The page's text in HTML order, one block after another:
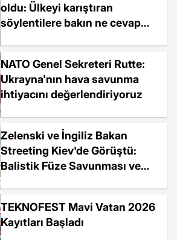
oldu: Ülkeyi karıştıran
söylentilere bakın ne cevap
NATO Genel Sekreteri Rutte:
Ukrayna'nın hava savunma
ihtiyacını değerlendiriyoruz
Zelenski ve İngiliz Bakan
Streeting Kiev'de Görüştü:
Balistik Füze Savunması ve
TEKNOFEST Mavi Vatan 2026
Kayıtları Başladı